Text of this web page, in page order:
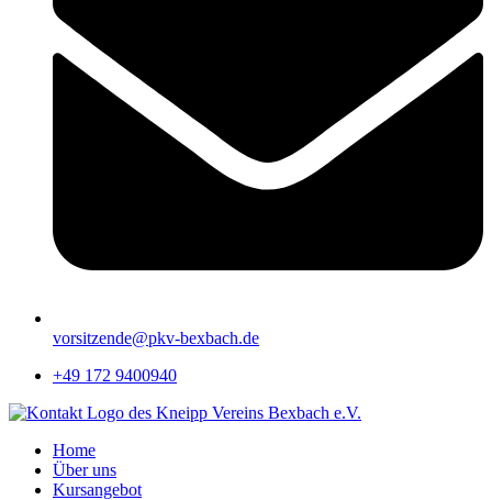
vorsitzende@pkv-bexbach.de
+49 172 9400940
Home
Über uns
Kursangebot